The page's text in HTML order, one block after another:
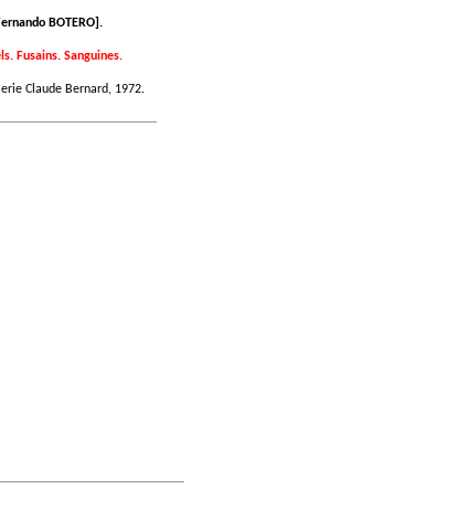
BOTERO].
Fusains. Sanguines.
Claude Bernard, 1972.